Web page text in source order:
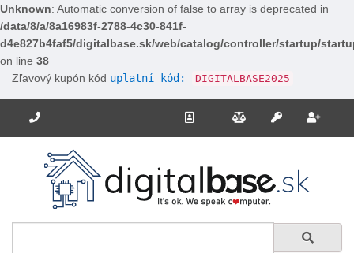
Unknown: Automatic conversion of false to array is deprecated in
/data/8/a/8a16983f-2788-4c30-841f-
d4e827b4faf5/digitalbase.sk/web/catalog/controller/startup/
on line 38
Zľavový kupón kód uplatní kód: DIGITALBASE2025
Potrebujete poradiť? Zavolajte nám. Kontakt Porovnanie
Prihlásiť sa